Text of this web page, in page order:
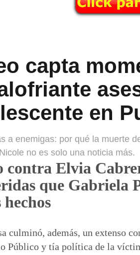
capta
en
a enemigas: por qué la muerte
no es solo una noticia más.
contra Elvia
que Gabriela
hechos
culminó, además, un extenso
Público y tía política de la